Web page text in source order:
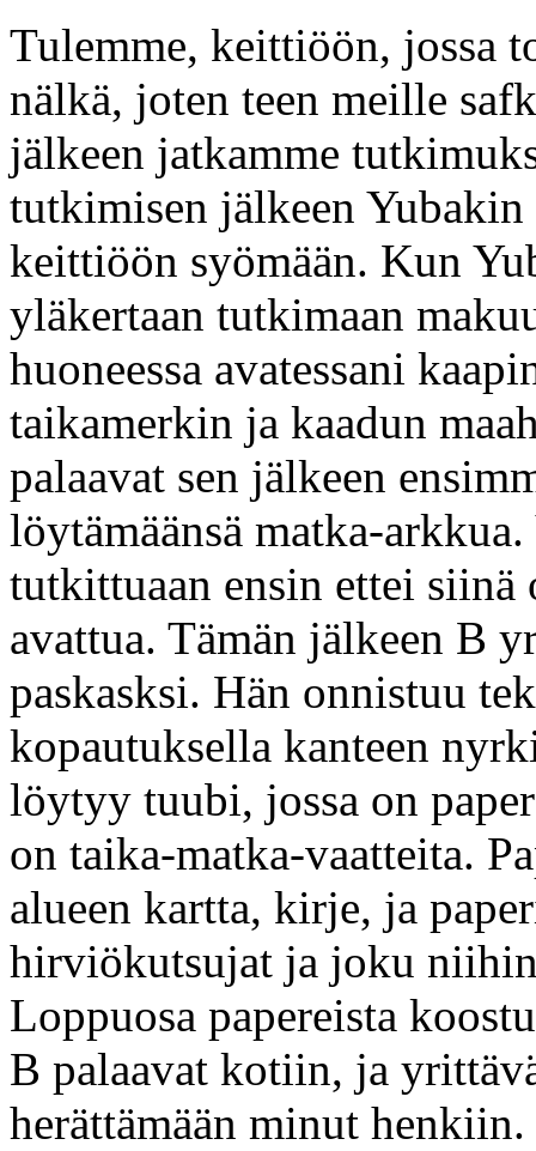
Tulemme, keittiöön, jossa
nälkä, joten teen meille
jälkeen jatkamme
tutkimisen jälkeen Yubakin
keittiöön syömään. Kun
yläkertaan tutkimaan
huoneessa avatessani
taikamerkin ja kaadun
palaavat sen jälkeen
löytämäänsä matka-
tutkittuaan ensin ettei siinä
avattua. Tämän jälkeen B
paskasksi. Hän onnistuu
kopautuksella kanteen
löytyy tuubi, jossa on
on taika-matka-vaatteita.
alueen kartta, kirje, ja
hirviökutsujat ja joku
Loppuosa papereista
B palaavat kotiin, ja
herättämään minut